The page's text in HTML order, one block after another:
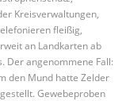
Kreisverwaltungen,
fleißig,
an Landkarten ab
Der angenommene Fall:
den Mund hatte Zelder
Gewebeproben